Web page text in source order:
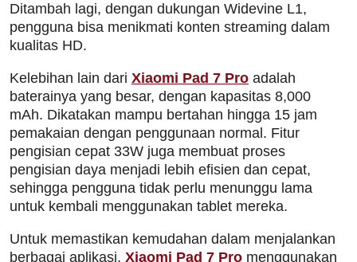
Ditambah lagi, dengan dukungan Widevine L1,
pengguna bisa menikmati konten streaming dalam
kualitas HD.
Kelebihan lain dari Xiaomi Pad 7 Pro adalah
baterainya yang besar, dengan kapasitas 8,000
mAh. Dikatakan mampu bertahan hingga 15 jam
pemakaian dengan penggunaan normal. Fitur
pengisian cepat 33W juga membuat proses
pengisian daya menjadi lebih efisien dan cepat,
sehingga pengguna tidak perlu menunggu lama
untuk kembali menggunakan tablet mereka.
Untuk memastikan kemudahan dalam menjalankan
berbagai aplikasi, Xiaomi Pad 7 Pro menggunakan